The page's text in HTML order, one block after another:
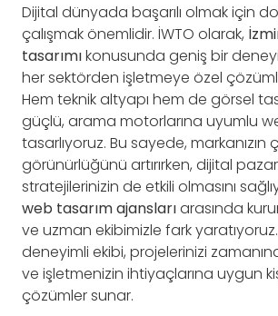
Dijital dünyada başarılı olmak için
çalışmak önemlidir. İWTO olarak,
tasarımıkonusunda geniş bir
her sektörden işletmeye özel
Hem teknik altyapı hem de görsel
güçlü, arama motorlarına uyumlu
tasarlıyoruz. Bu sayede, markanızın
görünürlüğünü artırırken, dijital
stratejilerinizin de etkili olmasını
web tasarım ajanslarıarasında
ve uzman ekibimizle fark yaratıyoruz.
deneyimli ekibi, projelerinizi
ve işletmenizin ihtiyaçlarına uygun
çözümler sunar.